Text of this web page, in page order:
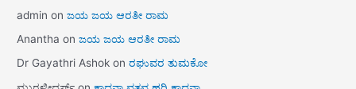
admin onಜಯ ಜಯ ಆರತೀ ರಾಮ
Anantha onಜಯ ಜಯ ಆರತೀ ರಾಮ
Dr Gayathri Ashok onರಘುವರ ತುಮಕೋ